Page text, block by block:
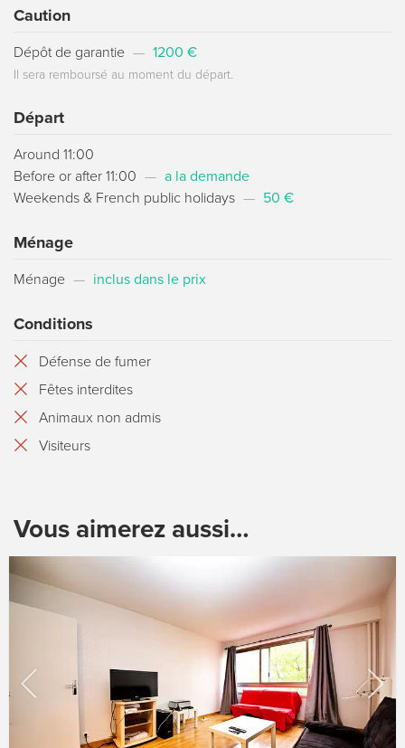
Caution
Dépôt de garantie — 1200 €
Il sera remboursé au moment du départ.
Départ
Around 11:00
Before or after 11:00 — a la demande
Weekends & French public holidays — 50 €
Ménage
Ménage — inclus dans le prix
Conditions
Défense de fumer
Fêtes interdites
Animaux non admis
Visiteurs
Vous aimerez aussi…